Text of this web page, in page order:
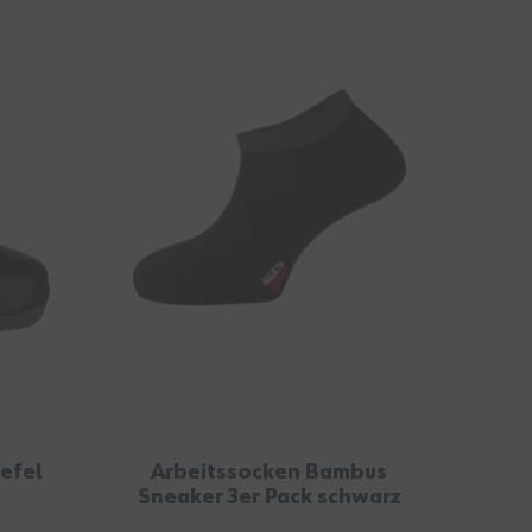
Arbeitssocken Bambus
Sneaker 3er Pack schwarz